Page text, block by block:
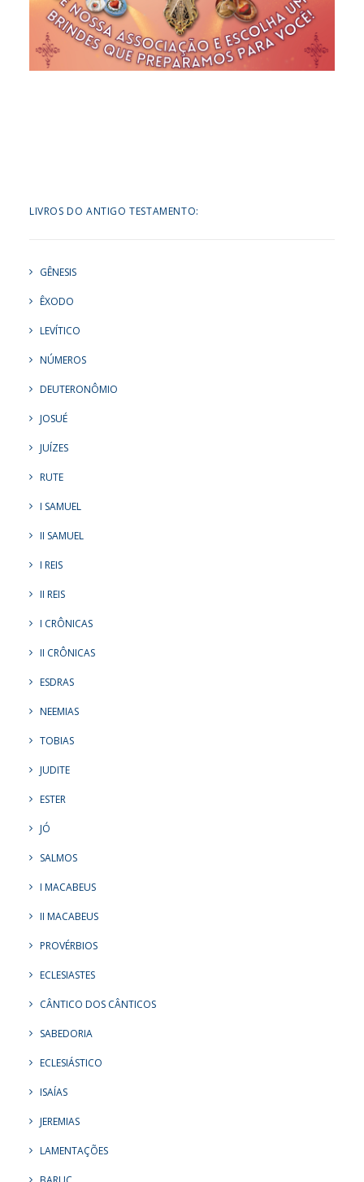
LIVROS DO ANTIGO TESTAMENTO:
GÊNESIS
ÊXODO
LEVÍTICO
NÚMEROS
DEUTERONÔMIO
JOSUÉ
JUÍZES
RUTE
I SAMUEL
II SAMUEL
I REIS
II REIS
I CRÔNICAS
II CRÔNICAS
ESDRAS
NEEMIAS
TOBIAS
JUDITE
ESTER
JÓ
SALMOS
I MACABEUS
II MACABEUS
PROVÉRBIOS
ECLESIASTES
CÂNTICO DOS CÂNTICOS
SABEDORIA
ECLESIÁSTICO
ISAÍAS
JEREMIAS
LAMENTAÇÕES